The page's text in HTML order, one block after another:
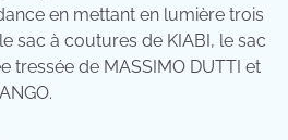
en mettant en lumière trois
sac à coutures de KIABI, le sac
tressée de MASSIMO DUTTI et